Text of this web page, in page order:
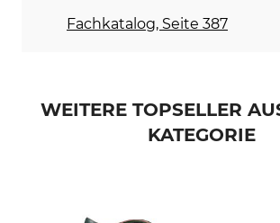
Fachkatalog, Seite 387
WEITERE TOPSELLER
KATEGORIE